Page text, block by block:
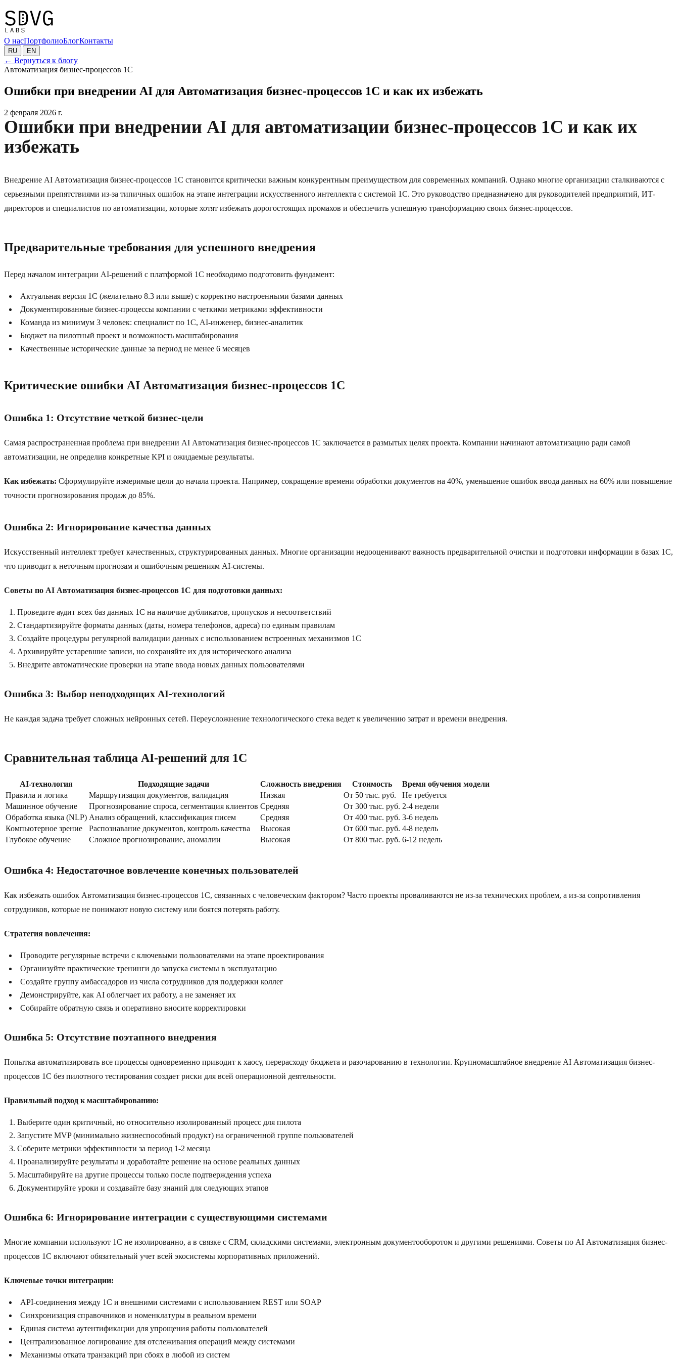
О насПортфолиоБлогКонтакты
RU | EN
← Вернуться к блогу
Автоматизация бизнес-процессов 1C
Ошибки при внедрении AI для Автоматизация бизнес-процессов 1C и как их избежать
2 февраля 2026 г.
Ошибки при внедрении AI для автоматизации бизнес-процессов 1C и как их
избежать
Внедрение AI Автоматизация бизнес-процессов 1C становится критически важным конкурентным преимуществом для современных компаний. Однако многие организации сталкиваются с
серьезными препятствиями из-за типичных ошибок на этапе интеграции искусственного интеллекта с системой 1C. Это руководство предназначено для руководителей предприятий, ИТ-
директоров и специалистов по автоматизации, которые хотят избежать дорогостоящих промахов и обеспечить успешную трансформацию своих бизнес-процессов.
Предварительные требования для успешного внедрения
Перед началом интеграции AI-решений с платформой 1C необходимо подготовить фундамент:
Актуальная версия 1C (желательно 8.3 или выше) с корректно настроенными базами данных
Документированные бизнес-процессы компании с четкими метриками эффективности
Команда из минимум 3 человек: специалист по 1C, AI-инженер, бизнес-аналитик
Бюджет на пилотный проект и возможность масштабирования
Качественные исторические данные за период не менее 6 месяцев
Критические ошибки AI Автоматизация бизнес-процессов 1C
Ошибка 1: Отсутствие четкой бизнес-цели
Самая распространенная проблема при внедрении AI Автоматизация бизнес-процессов 1C заключается в размытых целях проекта. Компании начинают автоматизацию ради самой
автоматизации, не определив конкретные KPI и ожидаемые результаты.
Как избежать: Сформулируйте измеримые цели до начала проекта. Например, сокращение времени обработки документов на 40%, уменьшение ошибок ввода данных на 60% или повышение
точности прогнозирования продаж до 85%.
Ошибка 2: Игнорирование качества данных
Искусственный интеллект требует качественных, структурированных данных. Многие организации недооценивают важность предварительной очистки и подготовки информации в базах 1C,
что приводит к неточным прогнозам и ошибочным решениям AI-системы.
Советы по AI Автоматизация бизнес-процессов 1C для подготовки данных:
Проведите аудит всех баз данных 1C на наличие дубликатов, пропусков и несоответствий
Стандартизируйте форматы данных (даты, номера телефонов, адреса) по единым правилам
Создайте процедуры регулярной валидации данных с использованием встроенных механизмов 1C
Архивируйте устаревшие записи, но сохраняйте их для исторического анализа
Внедрите автоматические проверки на этапе ввода новых данных пользователями
Ошибка 3: Выбор неподходящих AI-технологий
Не каждая задача требует сложных нейронных сетей. Переусложнение технологического стека ведет к увеличению затрат и времени внедрения.
Сравнительная таблица AI-решений для 1C
AI-технология Подходящие задачи Сложность внедрения Стоимость
Время обучения модели
Правила и логика
Маршрутизация документов, валидация Низкая От 50 тыс. руб.
Не требуется
Машинное обучение
Прогнозирование спроса, сегментация клиентов Средняя От 300 тыс. руб. 2-4 недели
Обработка языка (NLP) Анализ обращений, классификация писем Средняя От 400 тыс. руб. 3-6 недель
Компьютерное зрение
Распознавание документов, контроль качества Высокая От 600 тыс. руб. 4-8 недель
Глубокое обучение
Сложное прогнозирование, аномалии Высокая От 800 тыс. руб. 6-12 недель
Ошибка 4: Недостаточное вовлечение конечных пользователей
Как избежать ошибок Автоматизация бизнес-процессов 1C, связанных с человеческим фактором? Часто проекты проваливаются не из-за технических проблем, а из-за сопротивления
сотрудников, которые не понимают новую систему или боятся потерять работу.
Стратегия вовлечения:
Проводите регулярные встречи с ключевыми пользователями на этапе проектирования
Организуйте практические тренинги до запуска системы в эксплуатацию
Создайте группу амбассадоров из числа сотрудников для поддержки коллег
Демонстрируйте, как AI облегчает их работу, а не заменяет их
Собирайте обратную связь и оперативно вносите корректировки
Ошибка 5: Отсутствие поэтапного внедрения
Попытка автоматизировать все процессы одновременно приводит к хаосу, перерасходу бюджета и разочарованию в технологии. Крупномасштабное внедрение AI Автоматизация бизнес-
процессов 1C без пилотного тестирования создает риски для всей операционной деятельности.
Правильный подход к масштабированию:
Выберите один критичный, но относительно изолированный процесс для пилота
Запустите MVP (минимально жизнеспособный продукт) на ограниченной группе пользователей
Соберите метрики эффективности за период 1-2 месяца
Проанализируйте результаты и доработайте решение на основе реальных данных
Масштабируйте на другие процессы только после подтверждения успеха
Документируйте уроки и создавайте базу знаний для следующих этапов
Ошибка 6: Игнорирование интеграции с существующими системами
Многие компании используют 1C не изолированно, а в связке с CRM, складскими системами, электронным документооборотом и другими решениями. Советы по AI Автоматизация бизнес-
процессов 1C включают обязательный учет всей экосистемы корпоративных приложений.
Ключевые точки интеграции:
API-соединения между 1C и внешними системами с использованием REST или SOAP
Синхронизация справочников и номенклатуры в реальном времени
Единая система аутентификации для упрощения работы пользователей
Централизованное логирование для отслеживания операций между системами
Механизмы отката транзакций при сбоях в любой из систем